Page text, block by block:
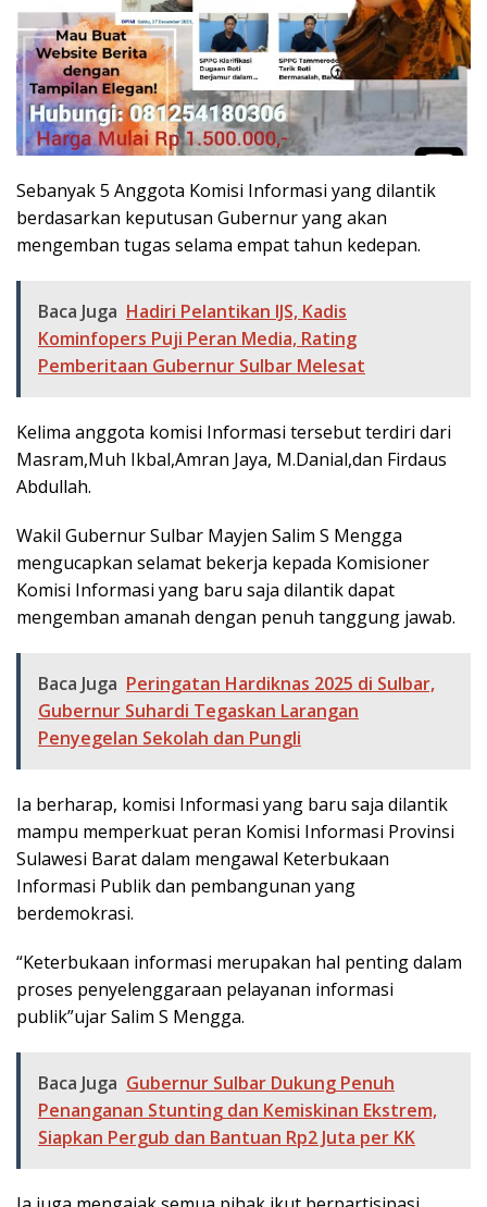
Sebanyak 5 Anggota Komisi Informasi yang dilantik
berdasarkan keputusan Gubernur yang akan
mengemban tugas selama empat tahun kedepan.
Baca Juga Hadiri Pelantikan IJS, Kadis
Kominfopers Puji Peran Media, Rating
Pemberitaan Gubernur Sulbar Melesat
Kelima anggota komisi Informasi tersebut terdiri dari
Masram,Muh Ikbal,Amran Jaya, M.Danial,dan Firdaus
Abdullah.
Wakil Gubernur Sulbar Mayjen Salim S Mengga
mengucapkan selamat bekerja kepada Komisioner
Komisi Informasi yang baru saja dilantik dapat
mengemban amanah dengan penuh tanggung jawab.
Baca Juga Peringatan Hardiknas 2025 di Sulbar,
Gubernur Suhardi Tegaskan Larangan
Penyegelan Sekolah dan Pungli
Ia berharap, komisi Informasi yang baru saja dilantik
mampu memperkuat peran Komisi Informasi Provinsi
Sulawesi Barat dalam mengawal Keterbukaan
Informasi Publik dan pembangunan yang
berdemokrasi.
“Keterbukaan informasi merupakan hal penting dalam
proses penyelenggaraan pelayanan informasi
publik”ujar Salim S Mengga.
Baca Juga Gubernur Sulbar Dukung Penuh
Penanganan Stunting dan Kemiskinan Ekstrem,
Siapkan Pergub dan Bantuan Rp2 Juta per KK